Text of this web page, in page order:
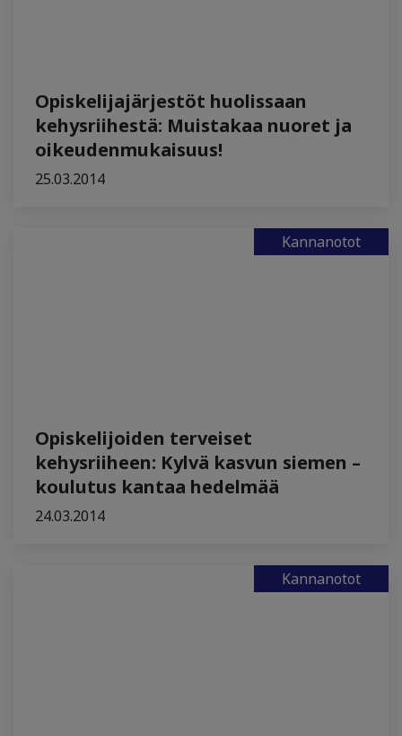
Opiskelijajärjestöt huolissaan
kehysriihestä: Muistakaa nuoret ja
oikeudenmukaisuus!
25.03.2014
Kannanotot
Opiskelijoiden terveiset
kehysriiheen: Kylvä kasvun siemen –
koulutus kantaa hedelmää
24.03.2014
Kannanotot